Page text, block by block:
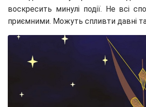
воскресить минулі події. Не всі
приємними. Можуть спливти давні